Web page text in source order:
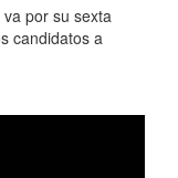
por su sexta
candidatos a